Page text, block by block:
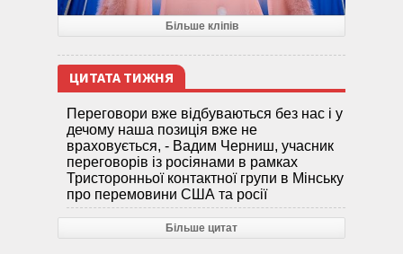
Більше кліпів
ЦИТАТА ТИЖНЯ
Переговори вже відбуваються без нас і у
дечому наша позиція вже не
враховується, - Вадим Черниш, учасник
переговорів із росіянами в рамках
Тристоронньої контактної групи в Мінську
про перемовини США та росії
Більше цитат